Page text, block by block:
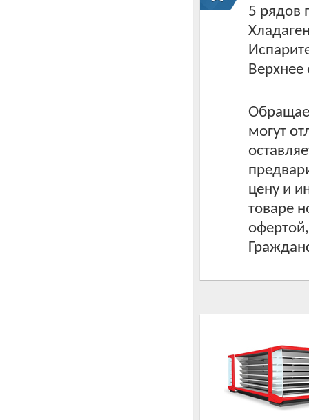
5 рядов
Верхнее
могут
цену и
товаре